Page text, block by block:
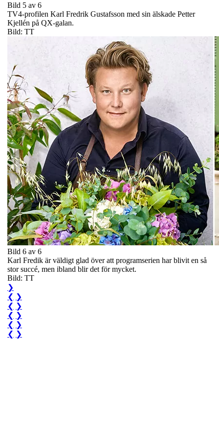
Bild 5 av 6
TV4-profilen Karl Fredrik Gustafsson med sin älskade Petter
Kjellén på QX-galan.
Bild: TT
Bild 6 av 6
Karl Fredik är väldigt glad över att programserien har blivit en så
stor succé, men ibland blir det för mycket.
Bild: TT
❯
❮ ❯
❮ ❯
❮ ❯
❮ ❯
❮ ❯